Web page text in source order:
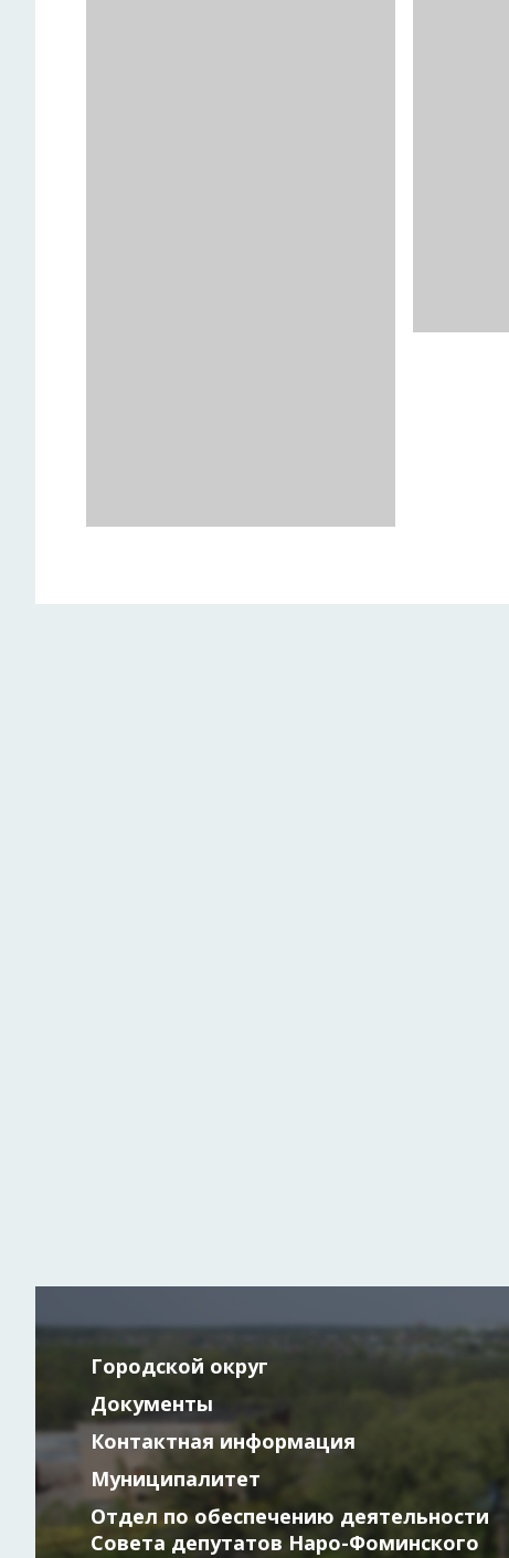
Городской округ
Документы
Контактная информация
Муниципалитет
Отдел по обеспечению деятельности
Совета депутатов Наро-Фоминского